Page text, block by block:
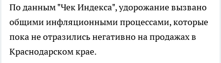
По данным "Чек Индекса", удорожание вызвано
общими инфляционными процессами, которые
пока не отразились негативно на продажах в
Краснодарском крае.